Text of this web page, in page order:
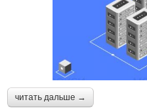
читать дальше →